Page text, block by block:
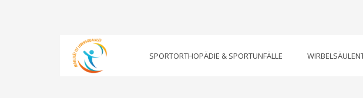
SPORTORTHOPÄDIE & SPORTUNFÄLLE